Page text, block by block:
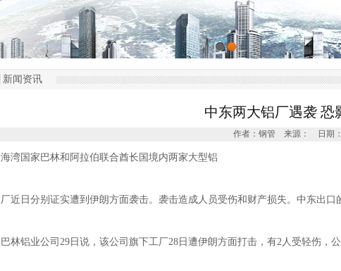
新闻资讯
中东两大铝厂遇袭 恐
作者：钢管 来源： 日期：
海湾国家巴林和阿拉伯联合酋长国境内两家大型铝
厂近日分别证实遭到伊朗方面袭击。袭击造成人员受伤和财产损失。中东出
巴林铝业公司29日说，该公司旗下工厂28日遭伊朗方面打击，有2人受轻伤